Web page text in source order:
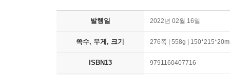
발행일 2022년 02월 16일
쪽수, 무게, 크기 276쪽 | 558g |
ISBN13 9791160407716